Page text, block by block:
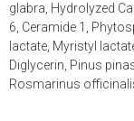
glabra, Hydrolyzed
6, Ceramide 1,
lactate, Myristyl
Diglycerin, Pinus
Rosmarinus